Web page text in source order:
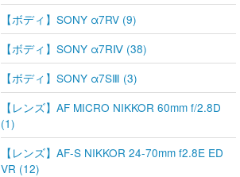
【ボディ】SONY α7RV (9)
【ボディ】SONY α7RⅣ (38)
【ボディ】SONY α7SⅢ (3)
【レンズ】AF MICRO NIKKOR 60mm f/2.8D
(1)
【レンズ】AF-S NIKKOR 24-70mm f2.8E ED
VR (12)